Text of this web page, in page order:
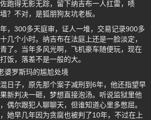
跑得无影无踪，留下纳吉布一人扛雷，啧
？不对，是狐朋狗友坑老板。
，300多天庭审，证人一堆，交易记录900多
几个小时。纳吉布在法庭上还是一脸淡定，
了。当年多风光啊，飞机豪车随便玩，现在
饭，落差不是一般的大。
婆罗斯玛的尴尬处境
日子，原先那个案子减刑到6年，他还指望早
新判决一砸，梦想直接泡汤。听说监狱里他
偶尔跟犯人聊聊天，但谁知道心里多憋屈。
她早几年因为贪腐也被判了10年，不过在上